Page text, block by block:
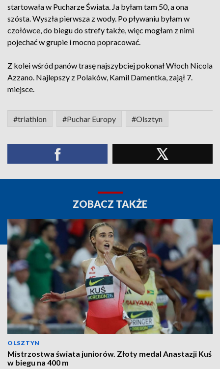
startowała w Pucharze Świata. Ja byłam tam 50, a ona
szósta. Wyszła pierwsza z wody. Po pływaniu byłam w
czołówce, do biegu do strefy także, więc mogłam z nimi
pojechać w grupie i mocno popracować.
Z kolei wśród panów trasę najszybciej pokonał Włoch Nicola
Azzano. Najlepszy z Polaków, Kamil Damentka, zajął 7.
miejsce.
#triathlon #Puchar Europy #Olsztyn
ZOBACZ TAKŻE
OLSZTYN
Mistrzostwa świata juniorów. Złoty medal Anastazji Kuś
w biegu na 400 m